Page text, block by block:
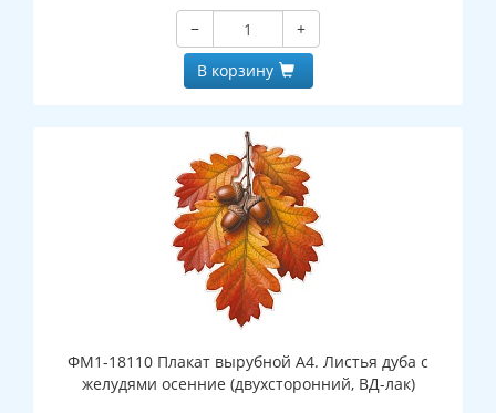
−
+
В корзину
ФМ1-18110 Плакат вырубной А4. Листья дуба с
желудями осенние (двухсторонний, ВД-лак)